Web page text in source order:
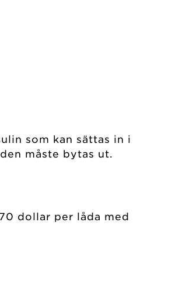
som kan sättas in i
måste bytas ut.
dollar per låda med